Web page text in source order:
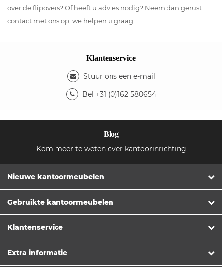
over de flipovers? Of heeft u advies nodig? Neem dan gerust
contact met ons op, we helpen u graag.
Klantenservice
Stuur ons een e-mail
Bel +31 (0)162 580654
Blog
Kom meer te weten over kantoorinrichting
Nieuwe kantoormeubelen
Gebruikte kantoormeubelen
Klantenservice
Extra informatie